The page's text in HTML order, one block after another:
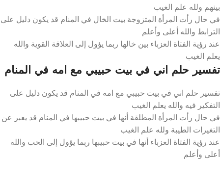
بينهم ولله علم الغيب
في حال رأت المرأة المتزوجة بيت الخال في المنام قد يكون دليل على
الترابط والله أعلى وأعلم
عند رؤية الفتاة العزباء بين خالها ربما يؤول إلى العلاقة القوية والله
يعلم الغيب
تفسير حلم اني في بيت حبيبي مع امه في المنام
تفسير حلم اني في بيت حبيبي مع امه في المنام قد يكون دليل على
التفكير فيه والله يعلم الغيب
في حال رأت المرأة المطلقة أنها في بيت حبيبها في المنام قد يعبر عن
التغيرات الطيبة ولله علم الغيب
عند رؤية الفتاة العزباء أنها في بيت حبيبها ربما يؤول إلى الحب والله
أعلى وأعلم